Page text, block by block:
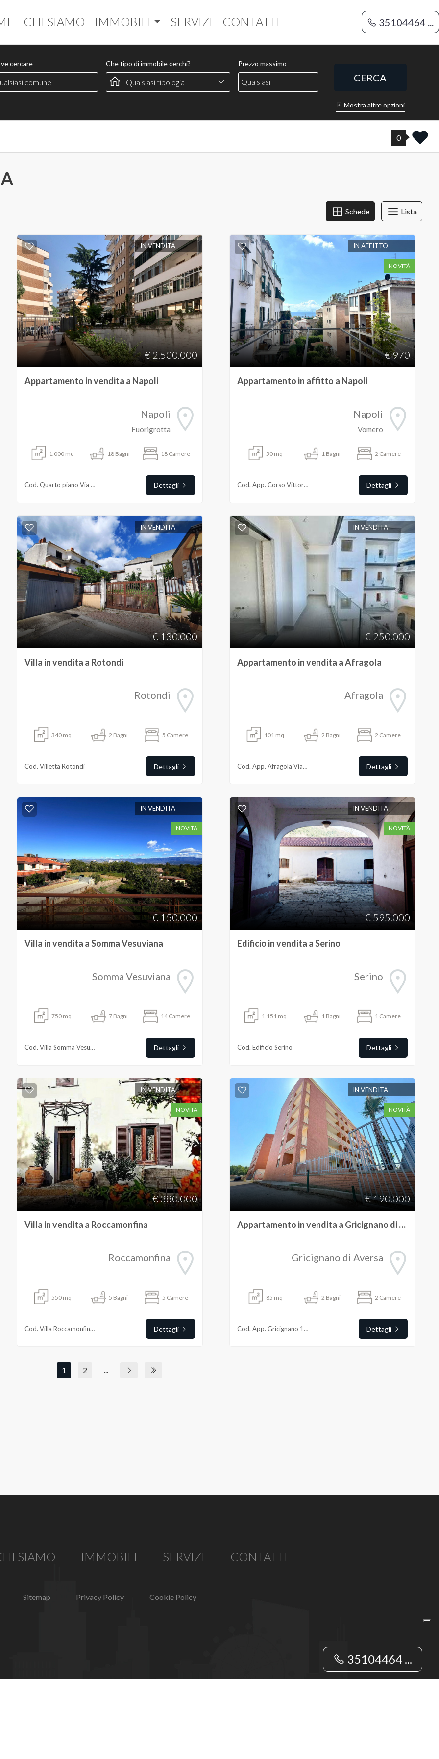
CHI SIAMO IMMOBILI SERVIZI CONTATTI 35104464 ...
cercare Che tipo di immobile cerchi? Prezzo massimo
CERCA
Mostra altre opzioni
0
Schede Lista
IN VENDITA
€ 2.500.000
Appartamento in vendita a Napoli
Napoli
Fuorigrotta
1.000 mq 18Bagni 18Camere
Cod. Quarto piano Via Bobbio Dettagli
IN AFFITTO
NOVITÀ
€ 970
Appartamento in affitto a Napoli
Napoli
Vomero
50mq 1 Bagni 2 Camere
Cod. App. Corso Vittorio Emanuele Dettagli
IN VENDITA
€ 130.000
Villa in vendita a Rotondi
Rotondi
340 mq 2 Bagni 5 Camere
Cod. Villetta Rotondi Dettagli
IN VENDITA
€ 250.000
Appartamento in vendita a Afragola
Afragola
101 mq 2 Bagni 2 Camere
Cod. App. Afragola Via Pietro Nenni Dettagli
IN VENDITA
NOVITÀ
€ 150.000
Villa in vendita a Somma Vesuviana
Somma Vesuviana
750 mq 7 Bagni 14Camere
Cod. Villa Somma Vesuviana Dettagli
IN VENDITA
NOVITÀ
€ 595.000
Edificio in vendita a Serino
Serino
1.151 mq 1 Bagni 1 Camere
Cod. Edificio Serino Dettagli
IN VENDITA
NOVITÀ
€ 380.000
Villa in vendita a Roccamonfina
Roccamonfina
550 mq 5 Bagni 5 Camere
Cod. Villa Roccamonfina Via Giglioli Dettagli
IN VENDITA
NOVITÀ
€ 190.000
Appartamento in vendita a Gricignano di Aversa
Gricignano di Aversa
85 mq 2 Bagni 2 Camere
Cod. App. Gricignano 190 Dettagli
1 2 ...
SIAMO IMMOBILI SERVIZI CONTATTI
Sitemap Privacy Policy Cookie Policy
35104464 ...